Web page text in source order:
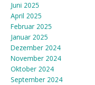
Juni 2025
April 2025
Februar 2025
Januar 2025
Dezember 2024
November 2024
Oktober 2024
September 2024